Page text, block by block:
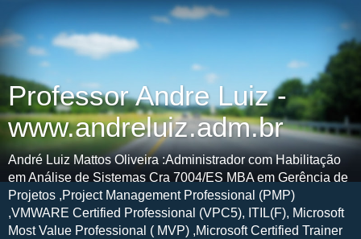
Professor Andre Luiz -
www.andreluiz.adm.br
André Luiz Mattos Oliveira :Administrador com Habilitação
em Análise de Sistemas Cra 7004/ES MBA em Gerência de
Projetos ,Project Management Professional (PMP)
,VMWARE Certified Professional (VPC5), ITIL(F), Microsoft
Most Value Professional ( MVP) ,Microsoft Certified Trainer